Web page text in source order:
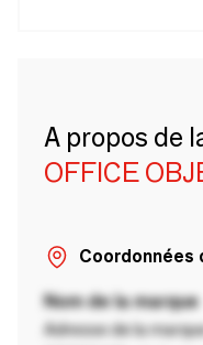
A propos de
OFFICE
Coordonnées
Nom de la marque
Adresse de la